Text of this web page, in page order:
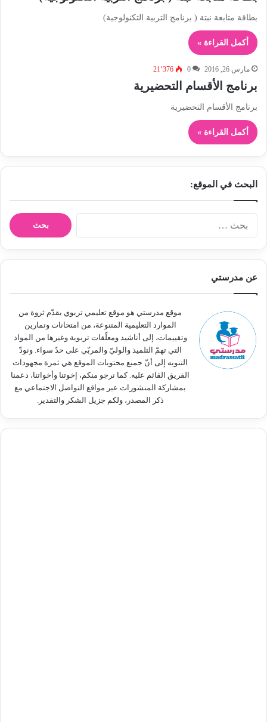
بطاقة متابعة نبتة ( برنامج التربية التكنولوجية)
أكمل القراءة »
مارس 26, 2016 0 21٬376
برنامج الأقسام التحضيرية
برنامج الأقسام التحضيرية
أكمل القراءة »
البحث في الموقع:
ن
عن مدرستي
موقع مدرستي هو موقع تعليمي تربوي يقدّم ثروة من
الموارد التعليمية المتنوعة، من امتحانات وتمارين
وتقييمات، إلى أناشيد ومعلّقات تربوية وغيرها من المواد
التي تهمّ التلميذ والوليّ والمربّي على حدّ سواء. ونودّ
التنويه إلى أنّ جميع محتويات الموقع هي ثمرة مجهودات
الفريق القائم عليه. كما نرجو منكم، إخوتنا وأخواتنا، دعمنا
بمشاركة المنشورات عبر مواقع التواصل الاجتماعي مع
ذكر المصدر، ولكم جزيل الشكر والتقدير.